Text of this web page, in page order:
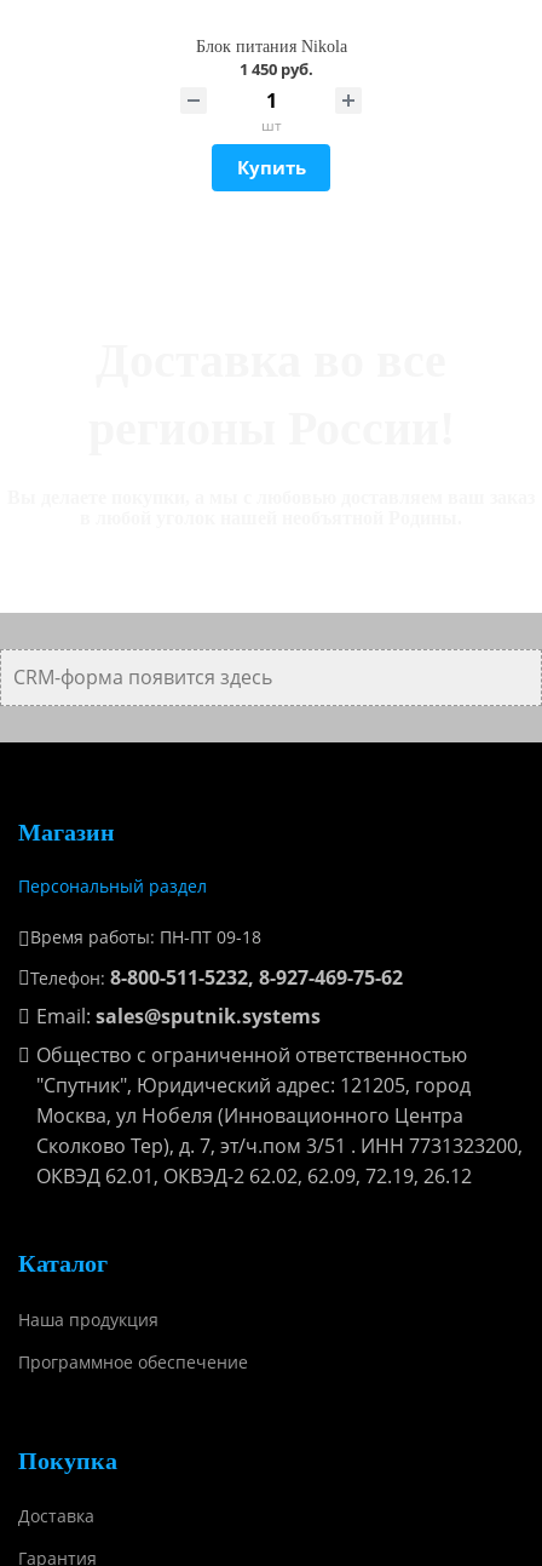
Блок питания Nikola
1 450 руб.
шт
Купить
CRM-форма появится здесь
Магазин
Персональный раздел
Время работы: ПН-ПТ 09-18
Телефон: 8-800-511-5232, 8-927-469-75-62
Email: sales@sputnik.systems
Общество с ограниченной ответственностью
"Спутник", Юридический адрес: 121205, город
Москва, ул Нобеля (Инновационного Центра
Сколково Тер), д. 7, эт/ч.пом 3/51 . ИНН 7731323200,
ОКВЭД 62.01, ОКВЭД-2 62.02, 62.09, 72.19, 26.12
Каталог
Наша продукция
Программное обеспечение
Покупка
Доставка
Гарантия